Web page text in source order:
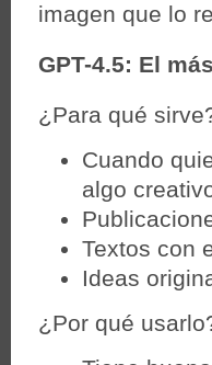
imagen que lo
GPT-4.5: El
¿Para qué
Cuando
algo
Textos con
Ideas
¿Por qué